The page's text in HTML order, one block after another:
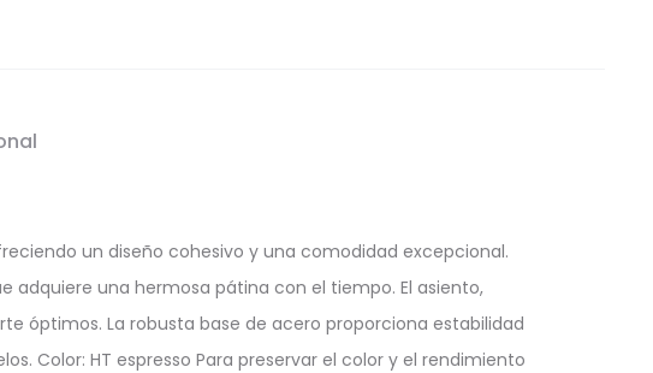
un diseño cohesivo y una comodidad excepcional.
una hermosa pátina con el tiempo. El asiento,
óptimos. La robusta base de acero proporciona estabilidad
Color: HT espresso Para preservar el color y el rendimiento